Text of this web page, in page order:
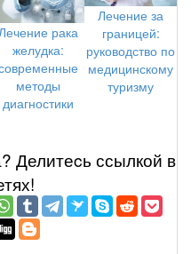
Лечение рака
желудка:
методы
диагностики
Лечение за
границей:
руководство по
медицинскому
туризму
Делитеcь ссылкой в